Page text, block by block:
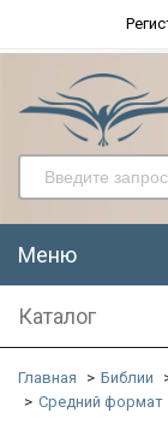
Меню
Каталог
Главная Библии
Средний формат